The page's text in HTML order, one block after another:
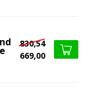
830,54
669,00